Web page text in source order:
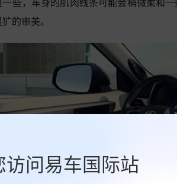
访问易车国际站
的审美。